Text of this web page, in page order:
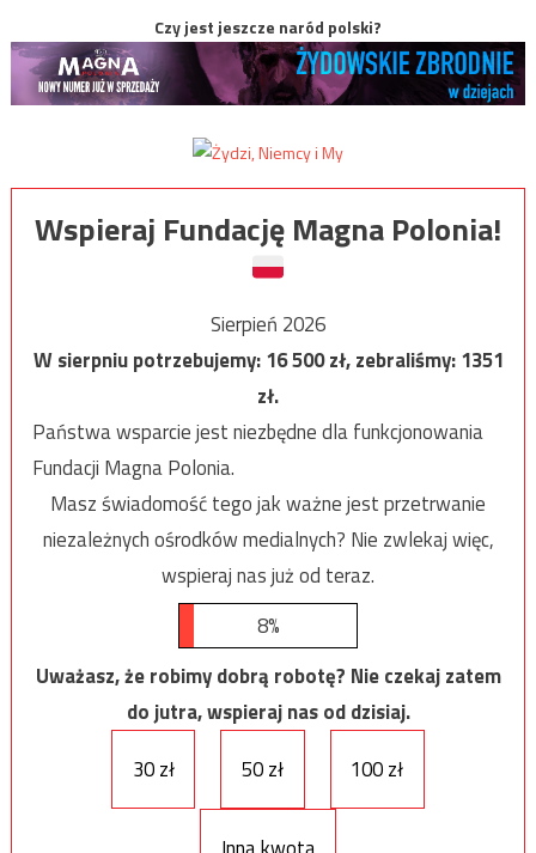
Czy jest jeszcze naród polski?
Wspieraj Fundację Magna Polonia!
Sierpień 2026
W sierpniu potrzebujemy:16 500zł, zebraliśmy:1351
zł.
Państwa wsparcie jest niezbędne dla funkcjonowania
Fundacji Magna Polonia.
Masz świadomość tego jak ważne jest przetrwanie
niezależnych ośrodków medialnych? Nie zwlekaj więc,
wspieraj nas już od teraz.
8%
Uważasz, że robimy dobrą robotę? Nie czekaj zatem
do jutra, wspieraj nas od dzisiaj.
30 zł
50 zł 100 zł